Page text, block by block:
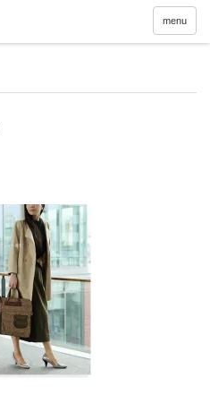
menu